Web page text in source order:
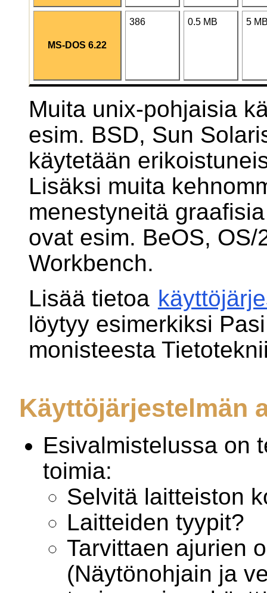
MS-DOS 6.22
386 0.5 MB 5
Muita unix-pohjaisia
esim. BSD, Sun
käytetään
Lisäksi muita
menestyneitä
ovat esim. BeOS, OS/
Workbench.
Lisää tietoa
löytyy esimerkiksi
monisteesta
Käyttöjärjestelmän
Esivalmistelussa on
toimia:
Selvitä laitteiston
Laitteiden tyypit?
Tarvittaen ajurien
(Näytönohjain ja